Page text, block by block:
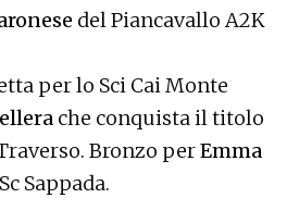
del Piancavallo A2K
per lo Sci Cai Monte
che conquista il titolo
Bronzo perEmma
Sappada.